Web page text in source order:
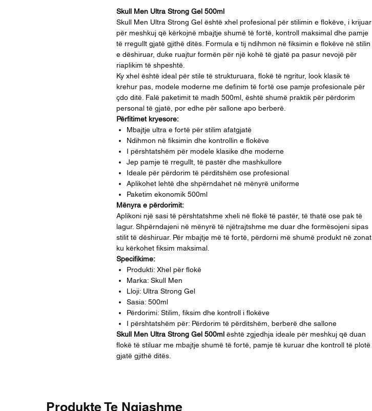
Skull Men Ultra Strong Gel 500ml
Skull Men Ultra Strong Gel është xhel profesional për stilimin e flokëve, i krijuar
për meshkuj që kërkojnë mbajtje shumë të fortë, kontroll maksimal dhe pamje
të rregullt gjatë gjithë ditës. Formula e tij ndihmon në fiksimin e flokëve në stilin
e dëshiruar, duke ruajtur formën për një kohë të gjatë pa pasur nevojë për
riaplikim të shpeshtë.
Ky xhel është ideal për stile të strukturuara, flokë të ngritur, look klasik të
krehur pas, modele moderne me definim të fortë ose pamje profesionale për
çdo ditë. Falë paketimit të madh 500ml, është shumë praktik për përdorim
personal të gjatë, por edhe për sallone apo berberë.
Përfitimet kryesore:
Mbajtje ultra e fortë për stilim afatgjatë
Ndihmon në fiksimin dhe kontrollin e flokëve
I përshtatshëm për modele klasike dhe moderne
Jep pamje të rregullt, të pastër dhe mashkullore
Ideale për përdorim të përditshëm ose profesional
Aplikohet lehtë dhe shpërndahet në mënyrë uniforme
Paketim ekonomik 500ml
Mënyra e përdorimit:
Aplikoni një sasi të përshtatshme xheli në flokë të pastër, të thatë ose pak të
lagur. Shpërndajeni në mënyrë të njëtrajtshme me duar dhe formësojeni sipas
stilit të dëshiruar. Për mbajtje më të fortë, përdorni më shumë produkt në zonat
ku kërkohet fiksim maksimal.
Specifikime:
Produkti: Xhel për flokë
Marka: Skull Men
Lloji: Ultra Strong Gel
Sasia: 500ml
Përdorimi: Stilim, fiksim dhe kontroll i flokëve
I përshtatshëm për: Përdorim të përditshëm, berberë dhe sallone
Skull Men Ultra Strong Gel 500ml është zgjedhja ideale për meshkuj që duan
flokë të stiluar me mbajtje shumë të fortë, pamje të kuruar dhe kontroll të plotë
gjatë gjithë ditës.
Produkte Te Ngjashme